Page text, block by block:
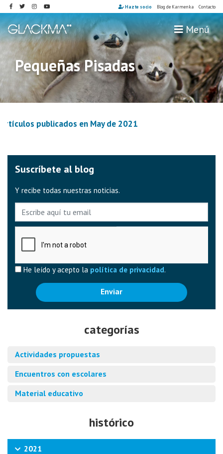
Hazte socio Blog de Karmenka Contacto
Menú
Inicio
Conócenos
Expediciones
Escuchando los Glaciares
Oteando los Polos
Pequeñas Pisadas
Pequeñas Pisadas
Artículos publicados en May de 2021
Suscríbete al blog
Y recibe todas nuestras noticias.
E-mail
He leído y acepto la política de privacidad.
Enviar
categorías
Actividades propuestas
Encuentros con escolares
Material educativo
histórico
2021